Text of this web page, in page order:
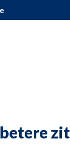
zit